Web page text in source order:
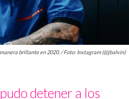
brillante en 2020. / Foto: Instagram (@jbalvin)
detener a los